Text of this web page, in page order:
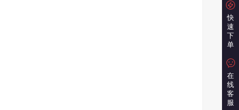
快
速
下
单
在
线
客
服